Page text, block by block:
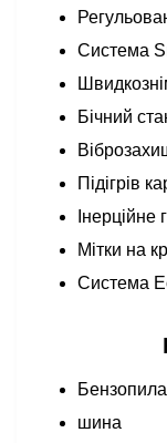
Система
Бічний
Підігрів
Мітки на
Система
Бензопила
шина